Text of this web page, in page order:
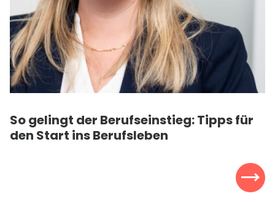
So gelingt der Berufseinstieg: Tipps für
den Start ins Berufsleben